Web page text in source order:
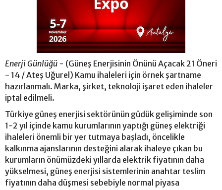
Enerji Günlüğü - (Güneş Enerjisinin Önünü Açacak 21 Öneri
- 14 / Ateş Uğurel) Kamu ihaleleri için örnek şartname
hazırlanmalı. Marka, şirket, teknoloji işaret eden ihaleler
iptal edilmeli.
Türkiye güneş enerjisi sektörünün güdük gelişiminde son
1-2 yıl içinde kamu kurumlarının yaptığı güneş elektriği
ihaleleri önemli bir yer tutmaya başladı, öncelikle
kalkınma ajanslarının desteğini alarak ihaleye çıkan bu
kurumların önümüzdeki yıllarda elektrik fiyatının daha
yükselmesi, güneş enerjisi sistemlerinin anahtar teslim
fiyatının daha düşmesi sebebiyle normal piyasa